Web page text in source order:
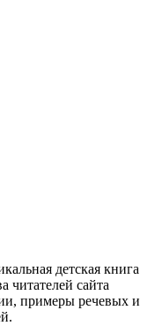
детская книга
читателей сайта
примеры речевых и